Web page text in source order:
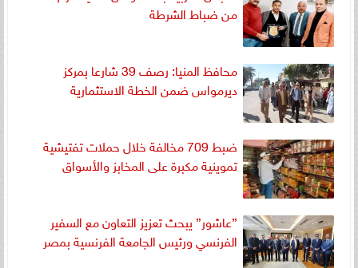
من ضباط الشرطة
محافظ المنيا: رصف 39 شارعا بمركز
ديرمواس ضمن الخطة الاستثمارية
ضبط 709 مخالفة خلال حملات تفتيشية
تموينية مكبرة على المخابز والأسواق
”عاشور” يبحث تعزيز التعاون مع السفير
الفرنسي ورئيس الجامعة الفرنسية بمصر